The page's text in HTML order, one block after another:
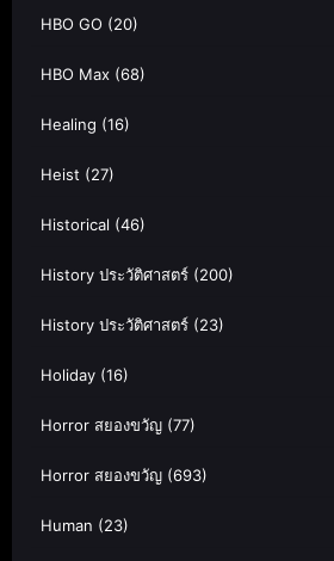
HBO GO (20)
HBO Max (68)
Healing (16)
Heist (27)
Historical (46)
History ประวัติศาสตร์ (200)
History ประวัติศาสตร์ (23)
Holiday (16)
Horror สยองขวัญ (77)
Horror สยองขวัญ (693)
Human (23)